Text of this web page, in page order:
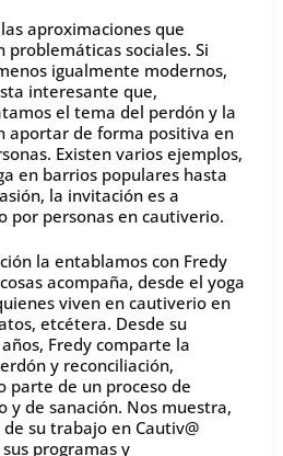
aproximaciones que
problemáticas sociales. Si
igualmente modernos,
interesante que,
el tema del perdón y la
aportar de forma positiva en
Existen varios ejemplos,
en barrios populares hasta
la invitación es a
por personas en cautiverio.
la entablamos con Fredy
acompaña, desde el yoga
viven en cautiverio en
etcétera. Desde su
Fredy comparte la
y reconciliación,
parte de un proceso de
y de sanación. Nos muestra,
su trabajo en Cautiv@
programas y